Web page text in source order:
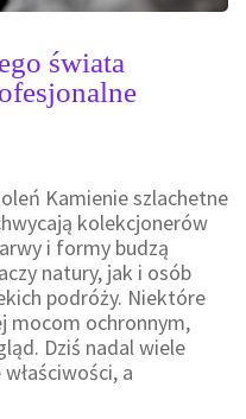
świata
Kamienie szlachetne
kolekcjonerów
i formy budzą
natury, jak i osób
podróży. Niektóre
mocom ochronnym,
Dziś nadal wiele
a